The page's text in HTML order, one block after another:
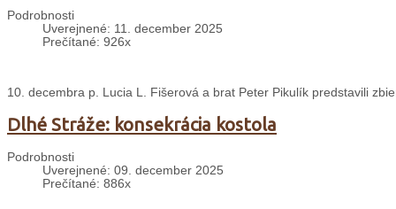
Podrobnosti
Uverejnené: 11. december 2025
Prečítané: 926x
10. decembra p. Lucia L. Fišerová a brat Peter Pikulík predstavili
Dlhé Stráže: konsekrácia kostola
Podrobnosti
Uverejnené: 09. december 2025
Prečítané: 886x